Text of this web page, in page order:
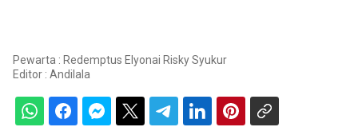
Pewarta : Redemptus Elyonai Risky Syukur
Editor : Andilala